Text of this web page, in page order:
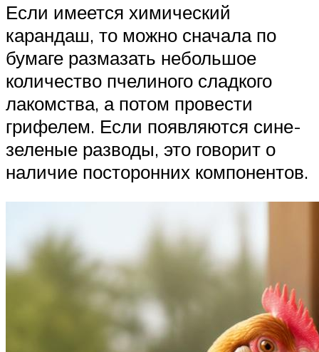
Если имеется химический
карандаш, то можно сначала по
бумаге размазать небольшое
количество пчелиного сладкого
лакомства, а потом провести
грифелем. Если появляются сине-
зеленые разводы, это говорит о
наличие посторонних компонентов.